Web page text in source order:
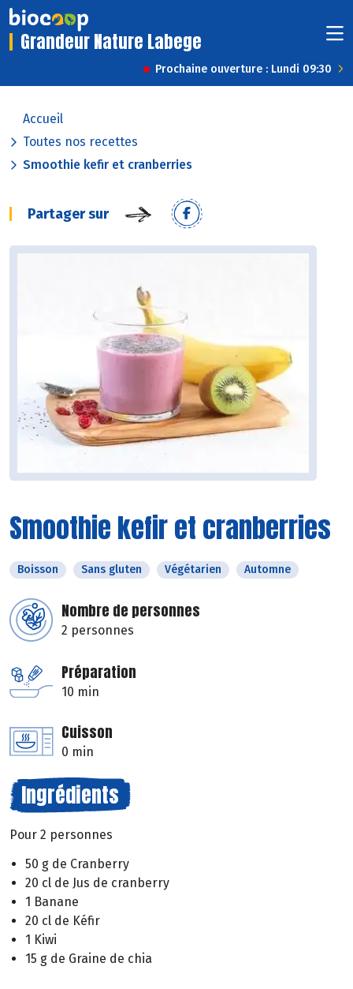
Grandeur Nature Labege
Prochaine ouverture : Lundi 09:30
Accueil
Toutes nos recettes
Smoothie kefir et cranberries
Partager sur
Smoothie kefir et cranberries
Boisson Sans gluten Végétarien Automne
Nombre de personnes
2 personnes
Préparation
10 min
Cuisson
0 min
Ingrédients
Pour 2 personnes
50 g de Cranberry
20 cl de Jus de cranberry
1 Banane
20 cl de Kéfir
1 Kiwi
15 g de Graine de chia